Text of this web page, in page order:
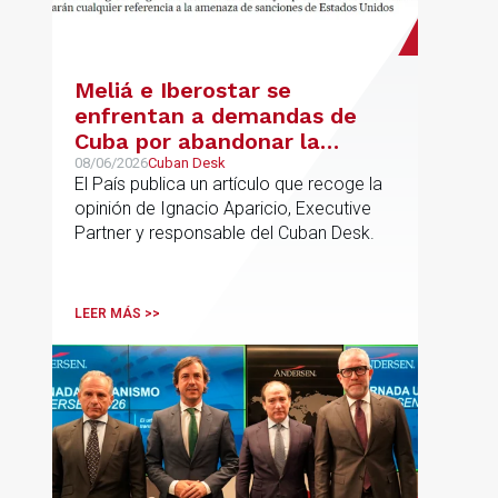
Meliá e Iberostar se
enfrentan a demandas de
Cuba por abandonar la
gestión de los hoteles
08/06/2026Cuban Desk
El País publica un artículo que recoge la
opinión de Ignacio Aparicio, Executive
Partner y responsable del Cuban Desk.
LEER MÁS >>